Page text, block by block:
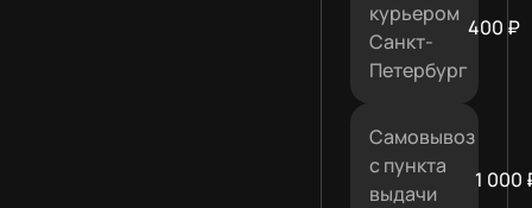
курьером
Санкт-
Петербург
400 ₽
Самовывоз
с пункта
выдачи
1 000